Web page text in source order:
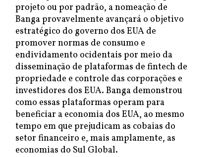
projeto ou por padrão, a nomeação de
Banga provavelmente avançará o objetivo
estratégico do governo dos EUA de
promover normas de consumo e
endividamento ocidentais por meio da
disseminação de plataformas de fintech de
propriedade e controle das corporações e
investidores dos EUA. Banga demonstrou
como essas plataformas operam para
beneficiar a economia dos EUA, ao mesmo
tempo em que prejudicam as cobaias do
setor financeiro e, mais amplamente, as
economias do Sul Global.